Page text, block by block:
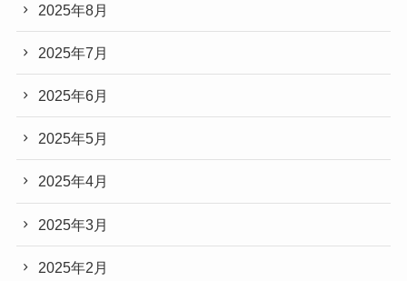
2025年8月
2025年7月
2025年6月
2025年5月
2025年4月
2025年3月
2025年2月